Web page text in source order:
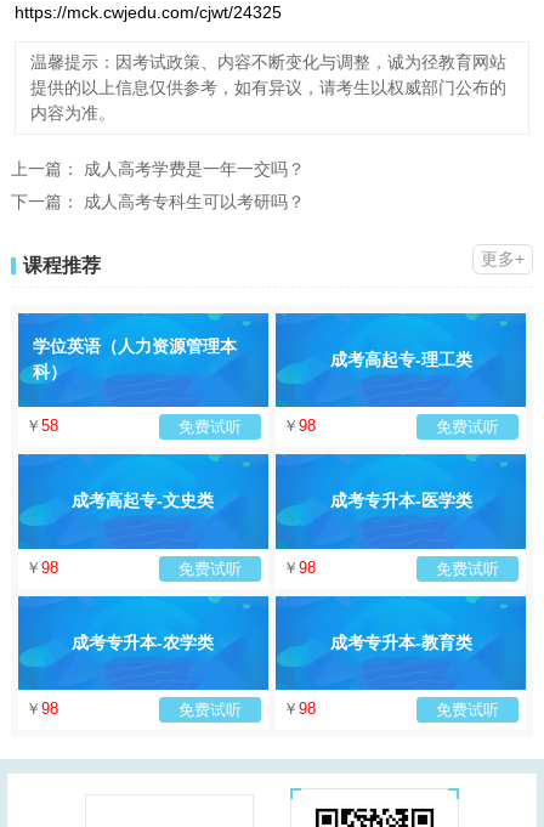
https://mck.cwjedu.com/cjwt/24325
温馨提示：因考试政策、内容不断变化与调整，诚为径教育网站
提供的以上信息仅供参考，如有异议，请考生以权威部门公布的
内容为准。
上一篇： 成人高考学费是一年一交吗？
下一篇： 成人高考专科生可以考研吗？
课程推荐 更多+
学位英语（人力资源管理本
科）
￥ 58 免费试听
成考高起专-理工类
￥ 98 免费试听
成考高起专-文史类
￥ 98 免费试听
成考专升本-医学类
￥ 98 免费试听
成考专升本-农学类
￥ 98 免费试听
成考专升本-教育类
￥ 98 免费试听